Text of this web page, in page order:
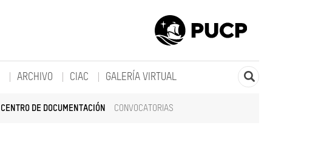
CENTRO DE DOCUMENTACIÓN CONVOCATORIAS
ARCHIVO CIAC GALERÍA VIRTUAL